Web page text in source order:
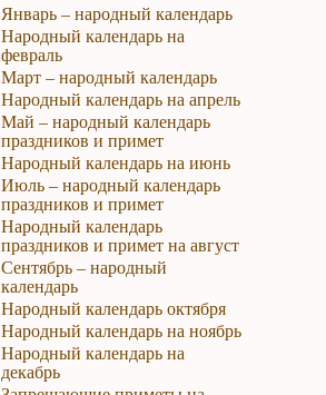
Январь – народный календарь
Народный календарь на
февраль
Март – народный календарь
Народный календарь на апрель
Май – народный календарь
праздников и примет
Народный календарь на июнь
Июль – народный календарь
праздников и примет
Народный календарь
праздников и примет на август
Сентябрь – народный
календарь
Народный календарь октября
Народный календарь на ноябрь
Народный календарь на
декабрь